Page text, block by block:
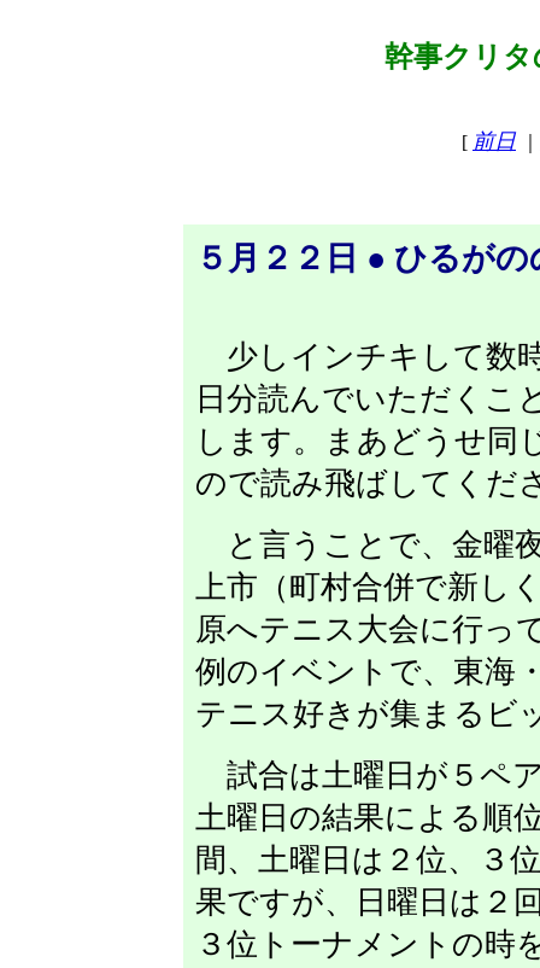
幹事クリタ
[ 前日
５月２２日 ● ひるがの
少しインチキして数
日分読んでいただくこ
します。まあどうせ同
ので読み飛ばしてくだ
と言うことで、金曜
上市（町村合併で新し
原へテニス大会に行っ
例のイベントで、東海
テニス好きが集まるビ
試合は土曜日が５ペ
土曜日の結果による順
間、土曜日は２位、３
果ですが、日曜日は２
３位トーナメントの時